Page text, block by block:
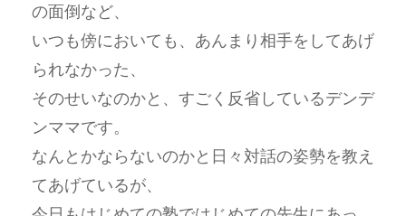
の面倒など、
いつも傍においても、あんまり相手をしてあげ
られなかった、
そのせいなのかと、すごく反省しているデンデ
ンママです。
なんとかならないのかと日々対話の姿勢を教え
てあげているが、